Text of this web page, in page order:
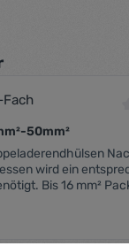
50mm²
wird ein
Bis 16 mm²